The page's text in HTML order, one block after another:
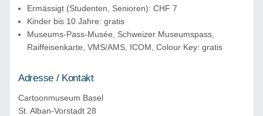
Ermässigt (Studenten, Senioren): CHF 7
Kinder bis 10 Jahre: gratis
Museums-Pass-Musée, Schweizer Museumspass,
Raiffeisenkarte, VMS/AMS, ICOM, Colour Key: gratis
Adresse / Kontakt
Cartoonmuseum Basel
St. Alban-Vorstadt 28